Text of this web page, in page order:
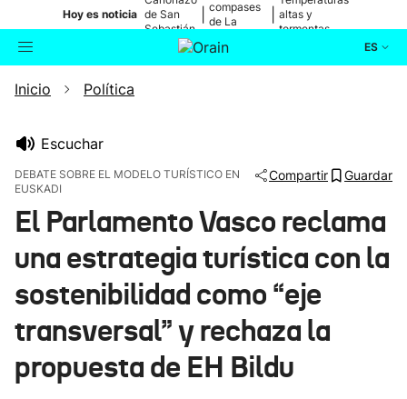
Hoy es noticia de San
Sebastián
compases
de La
altas y
tormentas
ES
Buscador
Eguraldia
Inicio Política
Escuchar
DEBATE SOBRE EL MODELO TURÍSTICO EN
EUSKADI
Compartir Guardar
El Parlamento Vasco reclama
una estrategia turística con la
sostenibilidad como “eje
transversal” y rechaza la
propuesta de EH Bildu